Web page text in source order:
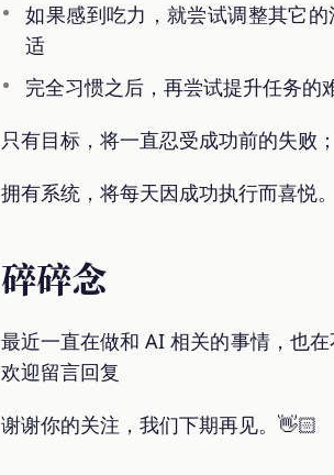
如果感到吃力，就尝试调整其它
适
完全习惯之后，再尝试提升任务的
只有目标，将一直忍受成功前的失败；
拥有系统，将每天因成功执行而喜悦。
碎碎念
最近一直在做和 AI 相关的事情，也
欢迎留言回复
谢谢你的关注，我们下期再见。👋🏻